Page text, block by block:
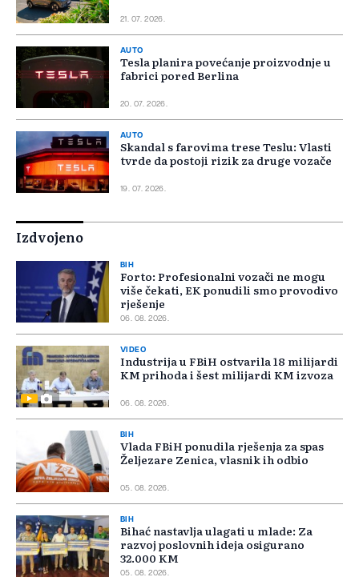
21. 07. 2026.
AUTO
Tesla planira povećanje proizvodnje u
fabrici pored Berlina
20. 07. 2026.
AUTO
Skandal s farovima trese Teslu: Vlasti
tvrde da postoji rizik za druge vozače
19. 07. 2026.
Izdvojeno
BIH
Forto: Profesionalni vozači ne mogu
više čekati, EK ponudili smo provodivo
rješenje
06. 08. 2026.
VIDEO
Industrija u FBiH ostvarila 18 milijardi
KM prihoda i šest milijardi KM izvoza
06. 08. 2026.
BIH
Vlada FBiH ponudila rješenja za spas
Željezare Zenica, vlasnik ih odbio
05. 08. 2026.
BIH
Bihać nastavlja ulagati u mlade: Za
razvoj poslovnih ideja osigurano
32.000 KM
05. 08. 2026.